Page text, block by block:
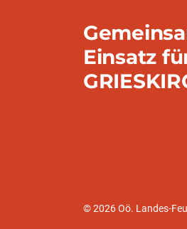
Einsatz
© 2026 Oö. Landes-